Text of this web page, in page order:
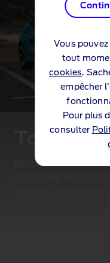
Vous
tout
cookies.
empêcher
Pour plus
consulter
Toutes
Nous rencontrons